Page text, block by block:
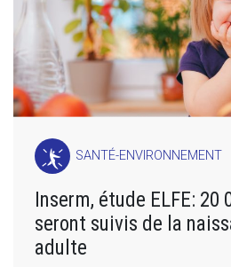
SANTÉ-ENVIRONNEMENT
Inserm, étude ELFE: 20
seront suivis de la
adulte